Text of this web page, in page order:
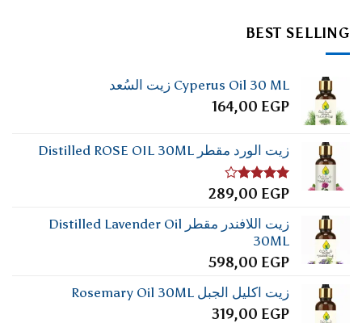
BEST SELLING
Cyperus Oil 30 ML زيت السُعد
164,00 EGP
زيت الورد مقطر Distilled ROSE OIL 30ML
تم
من
5
289,00 EGP
زيت اللافندر مقطر Distilled Lavender Oil
30ML
598,00 EGP
زيت اكليل الجبل Rosemary Oil 30ML
319,00 EGP